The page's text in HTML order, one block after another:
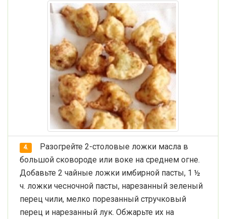
4.
Разогрейте 2-столовые ложки масла в
большой сковороде или воке на среднем огне.
Добавьте 2 чайные ложки имбирной пасты, 1 ½
ч. ложки чесночной пасты, нарезанный зеленый
перец чили, мелко порезанный стручковый
перец и нарезанный лук. Обжарьте их на